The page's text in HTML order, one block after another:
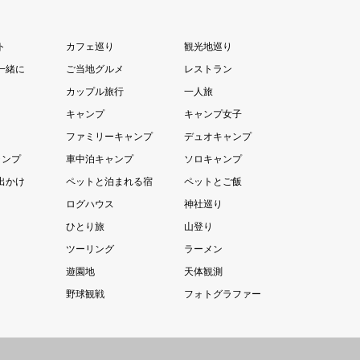
カフェ巡り
観光地巡り
緒に
ご当地グルメ
レストラン
カップル旅行
一人旅
キャンプ
キャンプ女子
ファミリーキャンプ
デュオキャンプ
プ
車中泊キャンプ
ソロキャンプ
かけ
ペットと泊まれる宿
ペットとご飯
ログハウス
神社巡り
ひとり旅
山登り
ツーリング
ラーメン
遊園地
天体観測
野球観戦
フォトグラファー